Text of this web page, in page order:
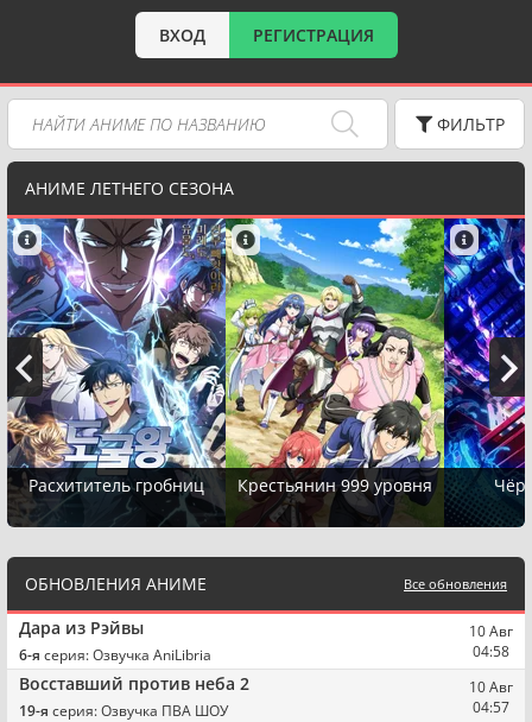
ВХОД РЕГИСТРАЦИЯ
ФИЛЬТР
АНИМЕ ЛЕТНЕГО СЕЗОНА
Расхититель гробниц Крестьянин 999 уровня
ОБНОВЛЕНИЯ АНИМЕ Все обновления
Дара из Рэйвы
10 Авг
04:58
6-я серия: Озвучка AniLibria
Восставший против неба 2
10 Авг
04:57
19-я серия: Озвучка ПВА ШОУ